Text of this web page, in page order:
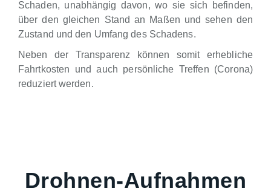
Schaden, unabhängig davon, wo sie sich befinden,
über den gleichen Stand an Maßen und sehen den
Zustand und den Umfang des Schadens.
Neben der Transparenz können somit erhebliche
Fahrtkosten und auch persönliche Treffen (Corona)
reduziert werden.
Drohnen-Aufnahmen